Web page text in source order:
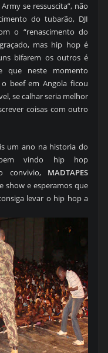
se ressuscita”, não
do tubarão, DJI
o “renascimento do
mas hip hop é
bifarem os outros é
que neste momento
beef em Angola ficou
se calhar seria melhor
coisas com outro
um ano na historia do
vindo hip hop
convivio, MADTAPES
show e esperamos que
levar o hip hop a